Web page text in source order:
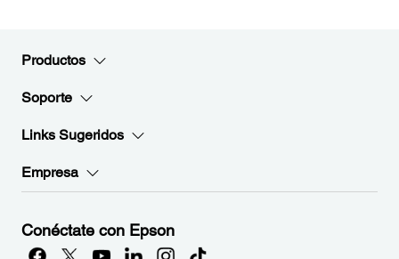
Productos
Soporte
Links Sugeridos
Empresa
Conéctate con Epson